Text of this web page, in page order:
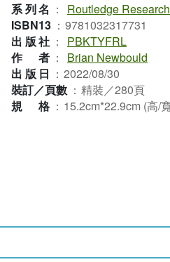
系列名 ：
Routledge
ISBN13 ： 9781032317731
出版社 ：
PBKTYFRL
作者 ：
Brian Newbould
出版日 ： 2022/08/30
裝訂／頁數 ： 精裝／280頁
規格 ： 15.2cm*22.9cm (高/